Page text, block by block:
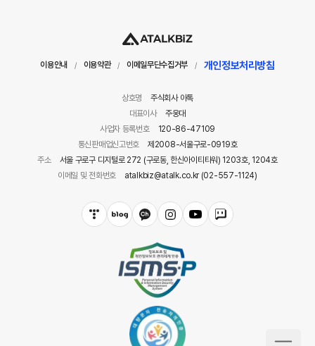
이용안내 / 이용약관 / 이메일무단수집거부 / 개인정보처리방침
상호명
주식회사 아톡
대표이사
주웅대
사업자 등록번호
120-86-47109
통신판매업신고번호
제2008-서울구로-0919호
주소
서울 구로구 디지털로 272 (구로동, 한신아이티타워) 1203호, 1204호
이메일 및 전화번호
atalkbiz@atalk.co.kr (02-557-1124)